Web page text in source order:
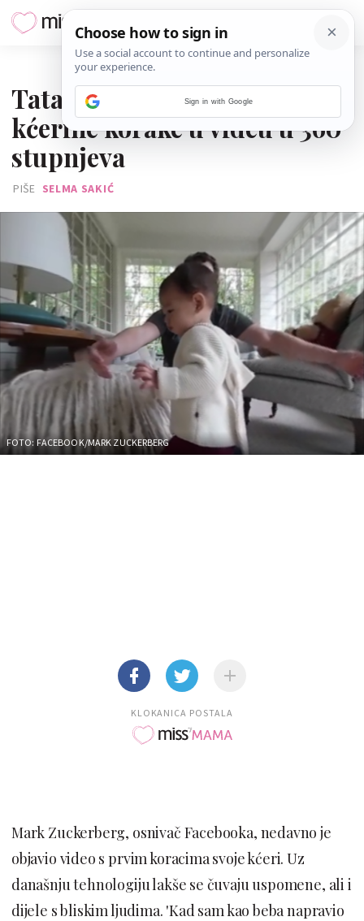
Tata Facebooka objavio prve
kćerine korake u videu u 360
stupnjeva
PIŠE SELMA SAKIĆ
FOTO: FACEBOOK/MARK ZUCKERBERG
KLOKANICA POSTALA
Mark Zuckerberg, osnivač Facebooka, nedavno je
objavio video s prvim koracima svoje kćeri. Uz
današnju tehnologiju lakše se čuvaju uspomene, ali i
dijele s bliskim ljudima. 'Kad sam kao beba napravio
Sign in with Google